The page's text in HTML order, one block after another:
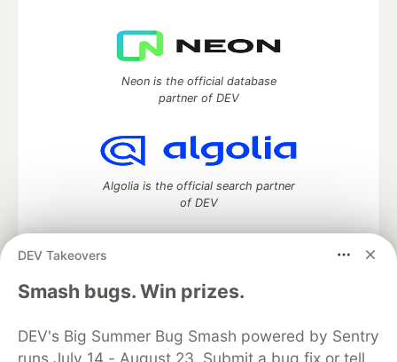
DEV Takeovers
Smash bugs. Win prizes.
DEV's Big Summer Bug Smash powered by Sentry
runs July 14 - August 23. Submit a bug fix or tell
Neon is the official database
partner of DEV
Algolia is the official search partner
of DEV
DEV Community— A space to discuss and keep up software
development and manage your software career
DEV Education Tracks
DEV Help
Advertise on DEV